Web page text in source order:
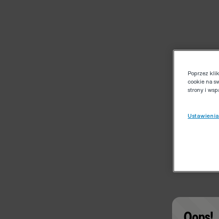
Poprzez
cookie na
strony i